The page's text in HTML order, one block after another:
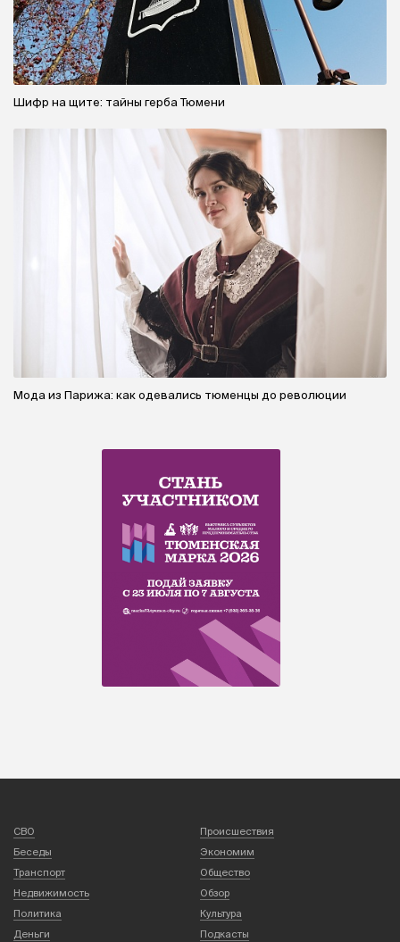
Шифр на щите: тайны герба Тюмени
Мода из Парижа: как одевались тюменцы до революции
СВО
Происшествия
Беседы
Экономим
Транспорт
Общество
Недвижимость
Обзор
Политика
Культура
Деньги
Подкасты